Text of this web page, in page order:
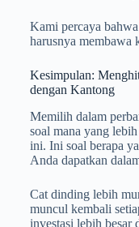
Kami percaya
harusnya membawa
Kesimpulan:
dengan Kantong
Memilih dalam
soal mana yang
ini. Ini soal berapa
Anda dapatkan
Cat dinding lebih
muncul kembali
investasi lebih besar